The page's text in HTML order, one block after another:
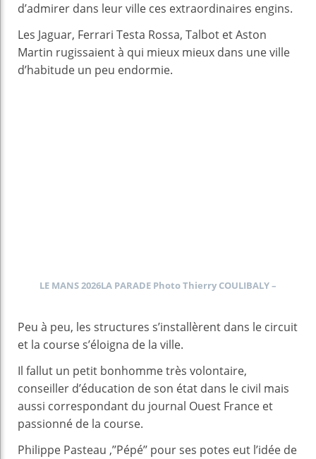
d’admirer dans leur ville ces extraordinaires engins.
Les Jaguar, Ferrari Testa Rossa, Talbot et Aston
Martin rugissaient à qui mieux mieux dans une ville
d’habitude un peu endormie.
LE MANS 2026LA PARADE Photo Thierry COULIBALY –
Peu à peu, les structures s’installèrent dans le circuit
et la course s’éloigna de la ville.
Il fallut un petit bonhomme très volontaire,
conseiller d’éducation de son état dans le civil mais
aussi correspondant du journal Ouest France et
passionné de la course.
Philippe Pasteau ,’’Pépé’’ pour ses potes eut l’idée de